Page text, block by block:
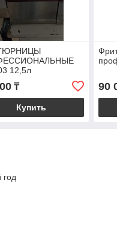
12,5л
₸
Купить
90
год